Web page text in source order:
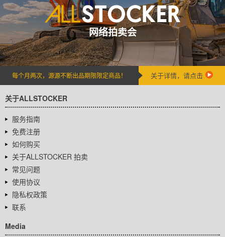
网络拍卖会
每个月两次，源源不断出品期限限定商品！ 关于详情，请点击
关于ALLSTOCKER
服务指南
免费注册
如何购买
关于ALLSTOCKER 拍卖
常见问题
使用协议
隐私权政策
联系
Media